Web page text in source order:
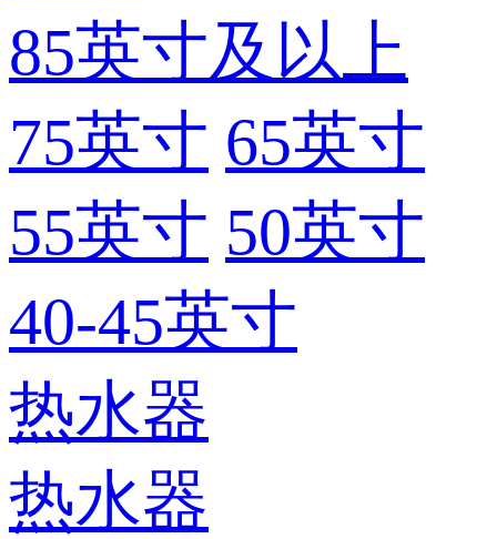
85英寸及以上
75英寸 65英寸
55英寸 50英寸
40-45英寸
热水器
热水器